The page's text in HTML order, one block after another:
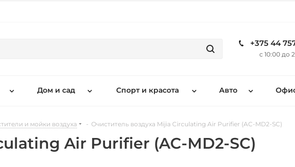
+375 44
с 10:00 до
Дом и сад Спорт и красота Авто
и мойки воздуха - Очиститель воздуха Mijia Circulating Air Purifier (AC-MD2-SC)
Air Purifier (AC-MD2-SC)